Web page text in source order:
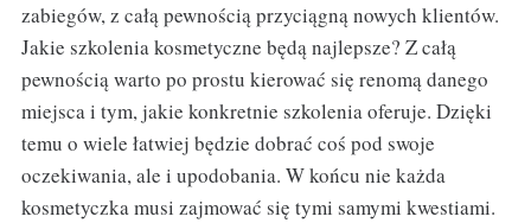
zabiegów, z całą pewnością przyciągną nowych klientów.
Jakie szkolenia kosmetyczne będą najlepsze? Z całą
pewnością warto po prostu kierować się renomą danego
miejsca i tym, jakie konkretnie szkolenia oferuje. Dzięki
temu o wiele łatwiej będzie dobrać coś pod swoje
oczekiwania, ale i upodobania. W końcu nie każda
kosmetyczka musi zajmować się tymi samymi kwestiami.